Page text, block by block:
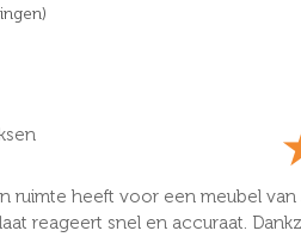
ruimte heeft voor een meubel
reageert snel en accuraat.